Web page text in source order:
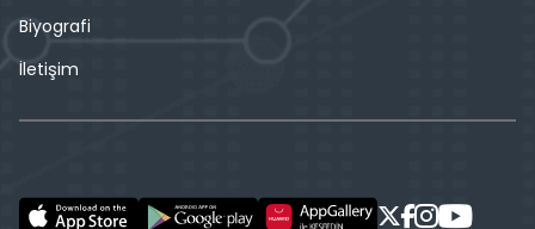
Biyografi
İletişim